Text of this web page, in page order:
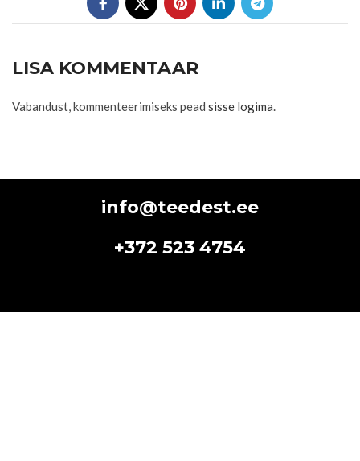
LISA KOMMENTAAR
Vabandust, kommenteerimiseks pead sisse logima.
info@teedest.ee
+372 523 4754